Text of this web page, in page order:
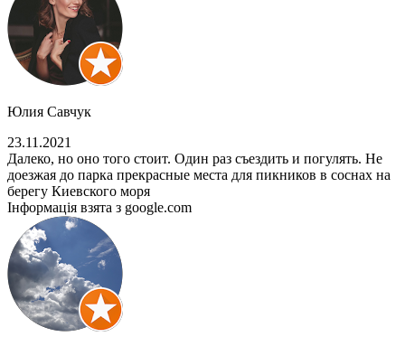
Юлия Савчук
23.11.2021
Далеко, но оно того стоит. Один раз съездить и погулять. Не
доезжая до парка прекрасные места для пикников в соснах на
берегу Киевского моря
Інформація взята з google.com